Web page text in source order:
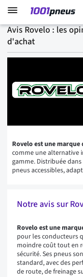
Avis Rovelo : les
d'achat
Rovelo est une marque
comme une alternative
gamme. Distribuée
pneus accessibles,
Notre avis sur
Rovelo est une
pour les conducteurs
moindre coût tout en
sécurité. Ses pneus
standard, avec des
de route, de freinage